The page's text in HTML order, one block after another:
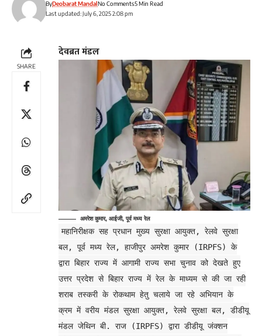
Last updated: July 6, 2025 2:08 pm
ByDeobarat MandalNo Comments5 Min Read
SHARE
देवब्रत मंडल
अमरेश कुमार, आईजी, पूर्व मध्य रेल
महानिरीक्षक सह प्रधान मुख्य सुरक्षा आयुक्त, रेलवे सुरक्षा
बल, पूर्व मध्य रेल, हाजीपुर अमरेश कुमार (IRPFS) के
द्वारा बिहार राज्य में आगामी राज्य सभा चुनाव को देखते हुए
उत्तर प्रदेश से बिहार राज्य में रेल के माध्यम से की जा रही
शराब तस्करी के रोकथाम हेतु चलाये जा रहे अभियान के
क्रम में वरीय मंडल सुरक्षा आयुक्त, रेलवे सुरक्षा बल, डीडीयू
मंडल जेथिन बी. राज (IRPFS) द्वारा डीडीयू जंक्शन